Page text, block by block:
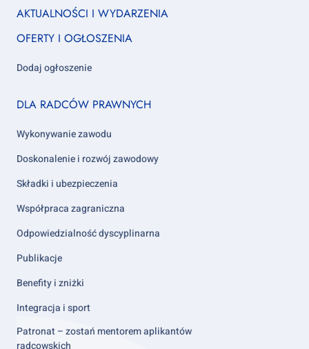
Footer
1
AKTUALNOŚCI I WYDARZENIA
OFERTY I OGŁOSZENIA
Dodaj ogłoszenie
Footer
2
DLA RADCÓW PRAWNYCH
Wykonywanie zawodu
Doskonalenie i rozwój zawodowy
Składki i ubezpieczenia
Współpraca zagraniczna
Odpowiedzialność dyscyplinarna
Publikacje
Benefity i zniżki
Integracja i sport
Patronat – zostań mentorem aplikantów